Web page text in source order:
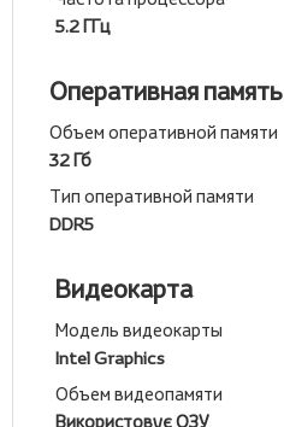
5.2 ГГц
Оперативная память
Объем оперативной памяти
32 Гб
Тип оперативной памяти
DDR5
Видеокарта
Модель видеокарты
Intel Graphics
Объем видеопамяти
Використовує ОЗУ